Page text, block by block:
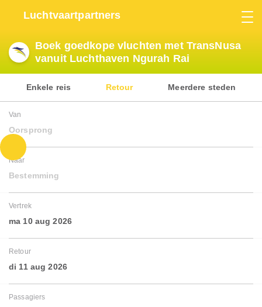
Luchtvaartpartners
Boek goedkope vluchten met TransNusa
vanuit Luchthaven Ngurah Rai
Enkele reis Retour Meerdere steden
Van
Oorsprong
Naar
Bestemming
Vertrek
ma 10 aug 2026
Retour
di 11 aug 2026
Passagiers